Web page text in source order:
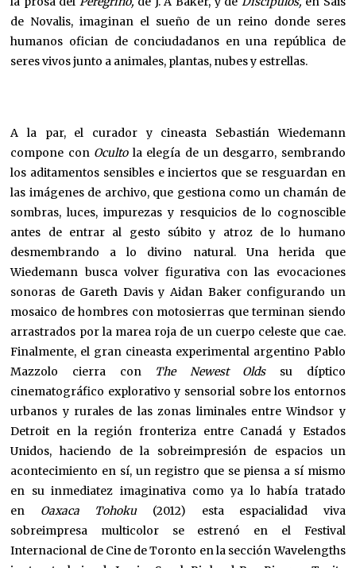
de Novalis, imaginan el sueño de un reino donde seres
humanos ofician de conciudadanos en una república de
seres vivos junto a animales, plantas, nubes y estrellas.
A la par, el curador y cineasta Sebastián Wiedemann
compone con Ocultola elegía de un desgarro, sembrando
los aditamentos sensibles e inciertos que se resguardan en
las imágenes de archivo, que gestiona como un chamán de
sombras, luces, impurezas y resquicios de lo cognoscible
antes de entrar al gesto súbito y atroz de lo humano
desmembrando a lo divino natural. Una herida que
Wiedemann busca volver figurativa con las evocaciones
sonoras de Gareth Davis y Aidan Baker configurando un
mosaico de hombres con motosierras que terminan siendo
arrastrados por la marea roja de un cuerpo celeste que cae.
Finalmente, el gran cineasta experimental argentino Pablo
Mazzolo cierra con The Newest Oldssu díptico
cinematográfico explorativo y sensorial sobre los entornos
urbanos y rurales de las zonas liminales entre Windsor y
Detroit en la región fronteriza entre Canadá y Estados
Unidos, haciendo de la sobreimpresión de espacios un
acontecimiento en sí, un registro que se piensa a sí mismo
en su inmediatez imaginativa como ya lo había tratado
en Oaxaca Tohoku(2012) esta espacialidad viva
sobreimpresa multicolor se estrenó en el Festival
Internacional de Cine de Toronto en la sección Wavelengths